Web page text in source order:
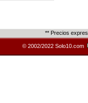
** Precios
© 2002/2022 Solo10.com